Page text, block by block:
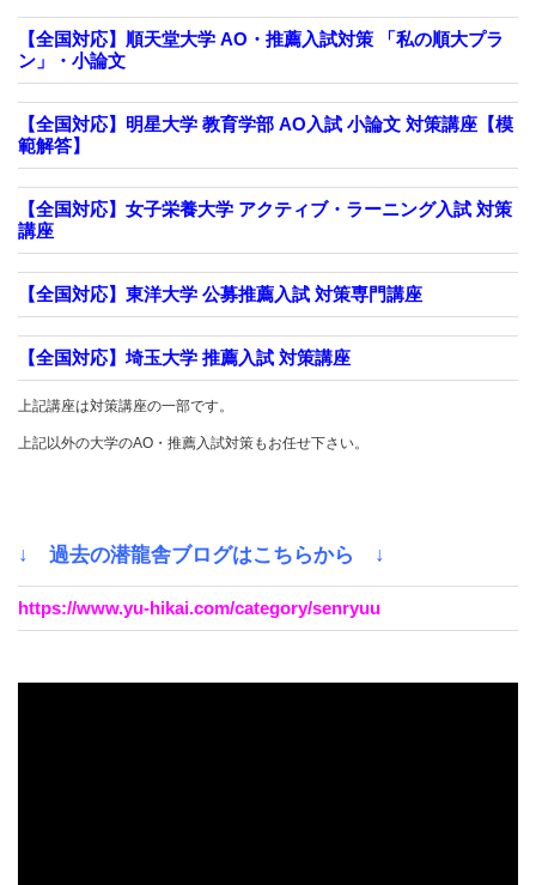
【全国対応】順天堂大学 AO・推薦入試対策 「私の順大プラ
ン」・小論文
【全国対応】明星大学 教育学部 AO入試 小論文 対策講座【模
範解答】
【全国対応】女子栄養大学 アクティブ・ラーニング入試 対策
講座
【全国対応】東洋大学 公募推薦入試 対策専門講座
【全国対応】埼玉大学 推薦入試 対策講座
上記講座は対策講座の一部です。
上記以外の大学のAO・推薦入試対策もお任せ下さい。
↓ 過去の潜龍舎ブログはこちらから ↓
https://www.yu-hikai.com/category/senryuu